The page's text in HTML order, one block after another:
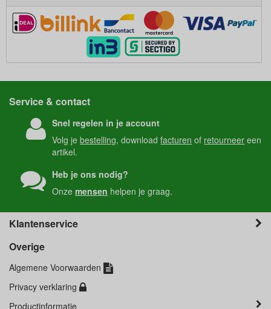
Service & contact
Snel regelen in je account
Volg jebestelling, downloadfacturen of retourneer een
artikel.
Heb je ons nodig?
Onzemensen helpen je graag.
Klantenservice
Overige
Algemene Voorwaarden
Privacy verklaring
Productinformatie